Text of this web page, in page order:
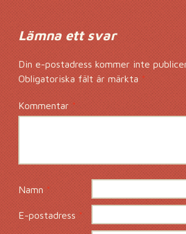
Lämna ett svar
Din e-postadress kommer inte
Obligatoriska fält är märkta*
Kommentar*
Namn*
E-postadress*